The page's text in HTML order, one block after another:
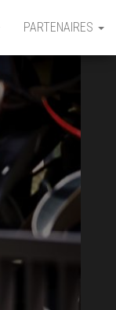
PARTENAIRES